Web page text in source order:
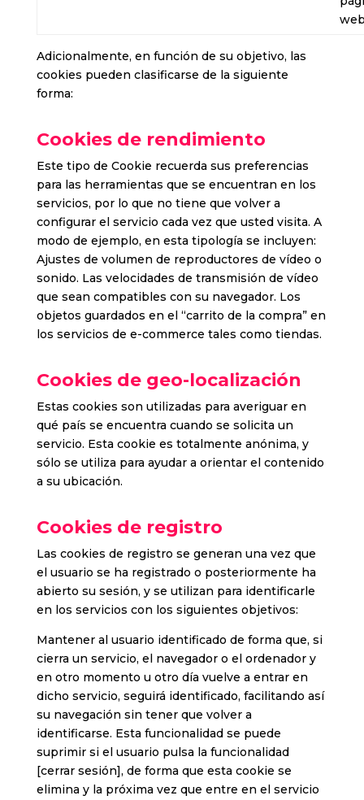
Adicionalmente, en función de su objetivo, las
cookies pueden clasificarse de la siguiente
forma:
Cookies de rendimiento
Este tipo de Cookie recuerda sus preferencias
para las herramientas que se encuentran en los
servicios, por lo que no tiene que volver a
configurar el servicio cada vez que usted visita. A
modo de ejemplo, en esta tipología se incluyen:
Ajustes de volumen de reproductores de vídeo o
sonido. Las velocidades de transmisión de vídeo
que sean compatibles con su navegador. Los
objetos guardados en el “carrito de la compra” en
los servicios de e-commerce tales como tiendas.
Cookies de geo-localización
Estas cookies son utilizadas para averiguar en
qué país se encuentra cuando se solicita un
servicio. Esta cookie es totalmente anónima, y
sólo se utiliza para ayudar a orientar el contenido
a su ubicación.
Cookies de registro
Las cookies de registro se generan una vez que
el usuario se ha registrado o posteriormente ha
abierto su sesión, y se utilizan para identificarle
en los servicios con los siguientes objetivos:
Mantener al usuario identificado de forma que, si
cierra un servicio, el navegador o el ordenador y
en otro momento u otro día vuelve a entrar en
dicho servicio, seguirá identificado, facilitando así
su navegación sin tener que volver a
identificarse. Esta funcionalidad se puede
suprimir si el usuario pulsa la funcionalidad
[cerrar sesión], de forma que esta cookie se
elimina y la próxima vez que entre en el servicio